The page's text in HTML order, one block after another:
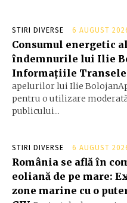
STIRI DIVERSE 6 AUGUST
Consumul energetic
îndemnurile lui Ilie
Informațiile
apelurilor lui Ilie
pentru o utilizare
publicului...
STIRI DIVERSE 6 AUGUST
România se află în
eoliană de pe mare:
zone marine cu o